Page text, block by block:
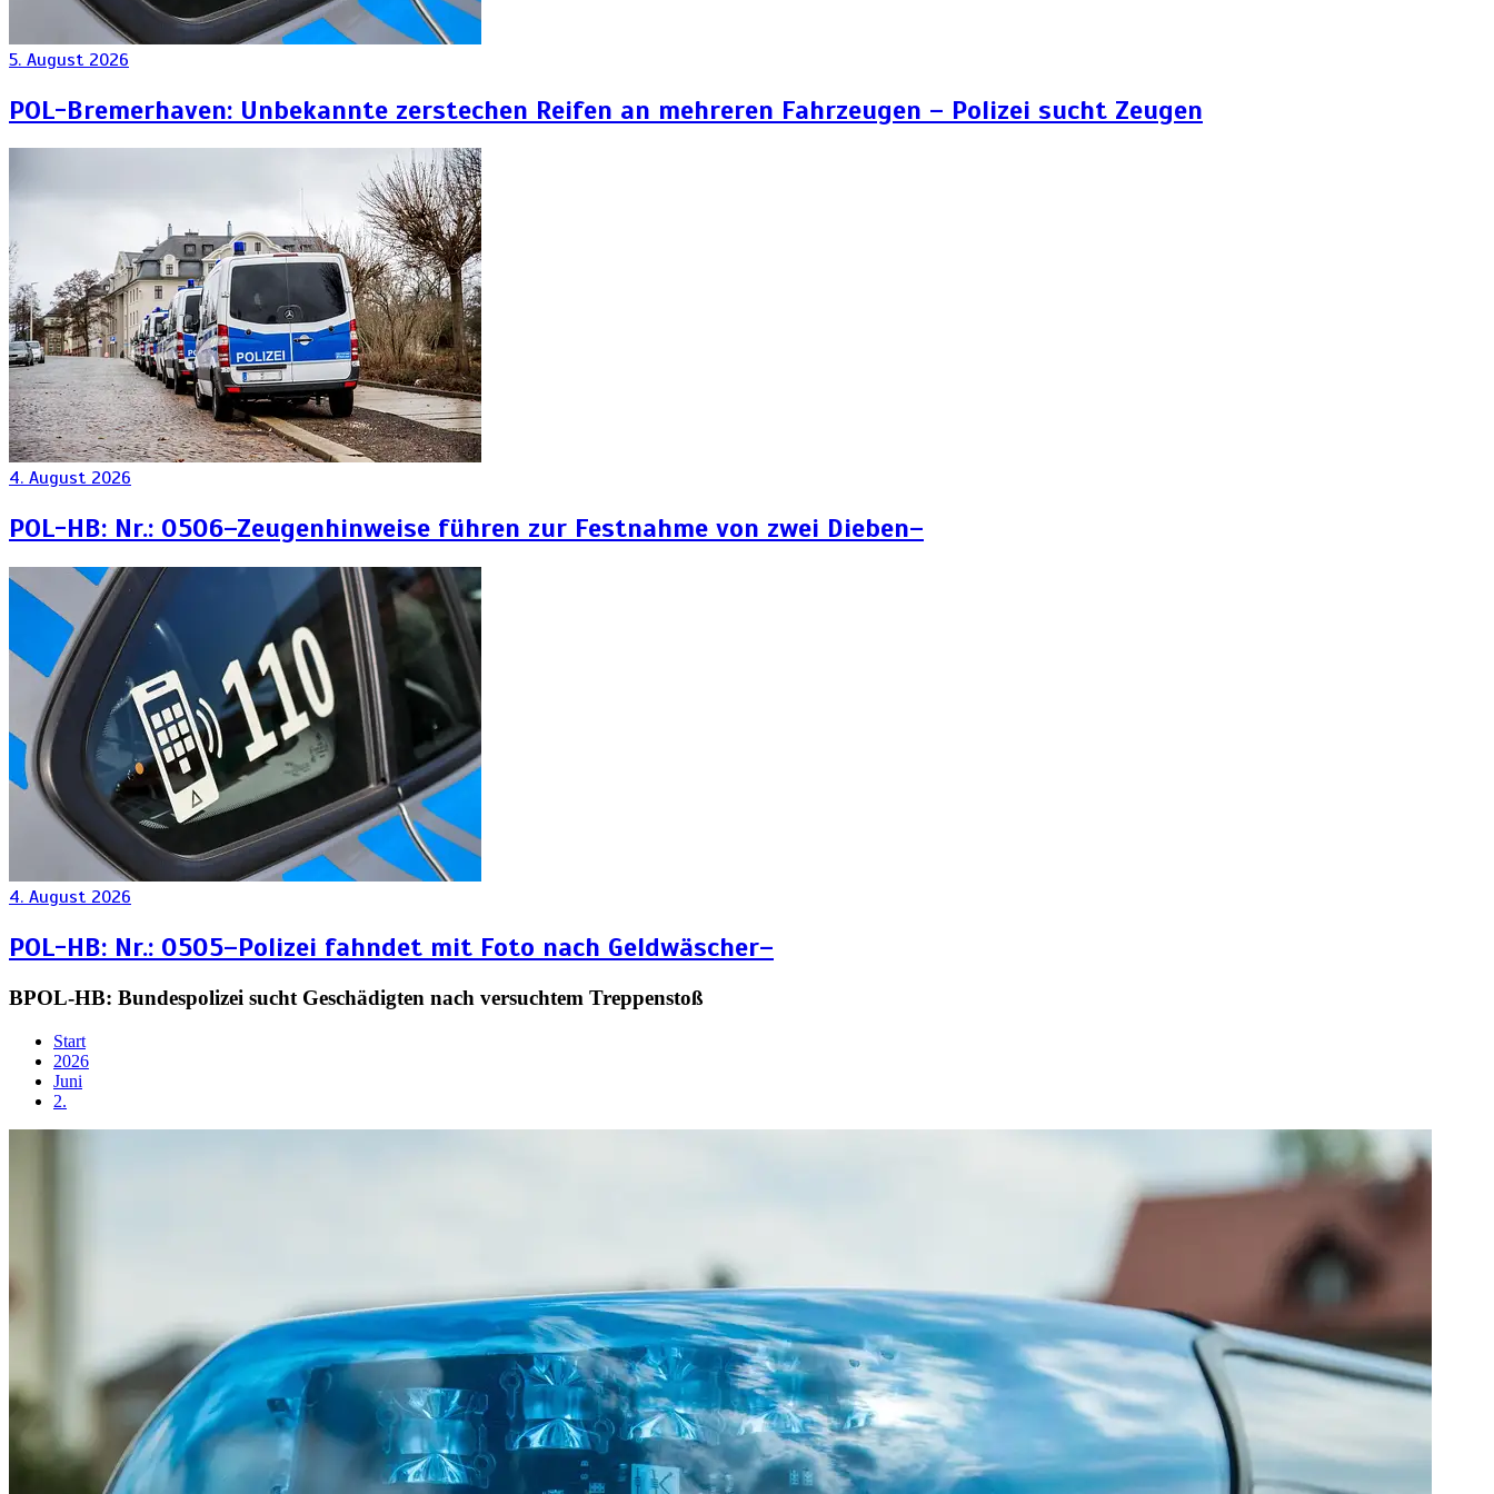
5. August 2026
POL-Bremerhaven: Unbekannte zerstechen Reifen an mehreren Fahrzeugen – Polizei sucht Zeugen
4. August 2026
POL-HB: Nr.: 0506–Zeugenhinweise führen zur Festnahme von zwei Dieben–
4. August 2026
POL-HB: Nr.: 0505–Polizei fahndet mit Foto nach Geldwäscher–
BPOL-HB: Bundespolizei sucht Geschädigten nach versuchtem Treppenstoß
Start
2026
Juni
2.